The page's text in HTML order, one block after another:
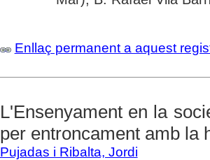
Enllaç permanent a aquest
L'Ensenyament en la
per entroncament amb la
Pujadas i Ribalta, Jordi